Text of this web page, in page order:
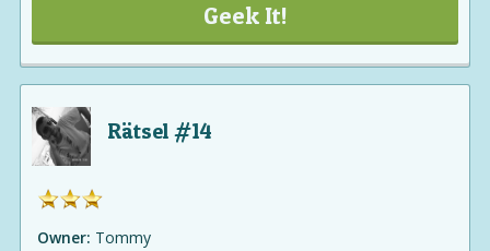
Geek It!
Rätsel #14
Owner: Tommy